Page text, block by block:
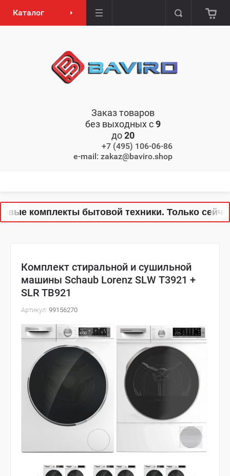
Каталог
Заказ товаров
без выходных с9
до20
+7 (495) 106-06-86
e-mail: zakaz@baviro.shop
комплекты бытовой техники. Только сейчас!
Комплект стиральной и сушильной
машины Schaub Lorenz SLW T3921 +
SLR TB921
Артикул: 99156270